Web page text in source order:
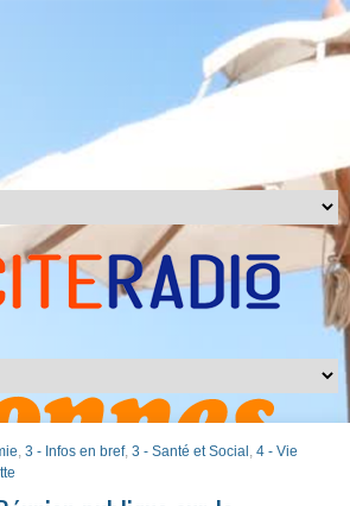
, 3 - Infos en bref, 3 - Santé et Social , 4 - Vie